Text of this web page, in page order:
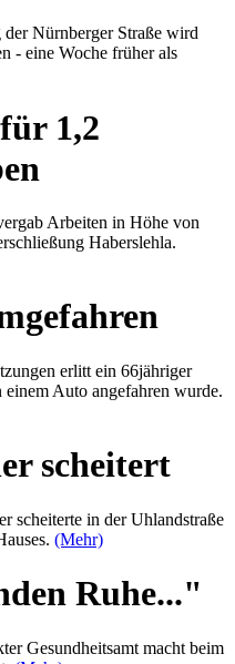
Nürnberger Straße wird
- eine Woche früher als
1,2
Arbeiten in Höhe von
Haberslehla.
erlitt ein 66jähriger
Auto angefahren wurde.
scheitert
scheiterte in der Uhlandstraße
(Mehr)
Ruhe..."
Gesundheitsamt macht beim